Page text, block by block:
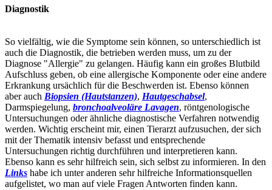
Diagnostik
So vielfältig, wie die Symptome sein können, so unterschiedlich ist
auch die Diagnostik, die betrieben werden muss, um zu der
Diagnose "Allergie" zu gelangen. Häufig kann ein großes Blutbild
Aufschluss geben, ob eine allergische Komponente oder eine andere
Erkrankung ursächlich für die Beschwerden ist. Ebenso können
aber auch Biopsien (Hautstanzen), Hautgeschabsel,
Darmspiegelung, bronchoalveoläre Lavagen, röntgenologische
Untersuchungen oder ähnliche diagnostische Verfahren notwendig
werden. Wichtig erscheint mir, einen Tierarzt aufzusuchen, der sich
mit der Thematik intensiv befasst und entsprechende
Untersuchungen richtig durchführen und interpretieren kann.
Ebenso kann es sehr hilfreich sein, sich selbst zu informieren. In den
Links habe ich unter anderen sehr hilfreiche Informationsquellen
aufgelistet, wo man auf viele Fragen Antworten finden kann.